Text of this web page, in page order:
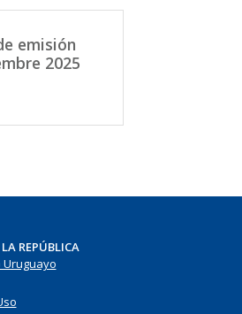
emisión
2025
REPÚBLICA
Uruguayo